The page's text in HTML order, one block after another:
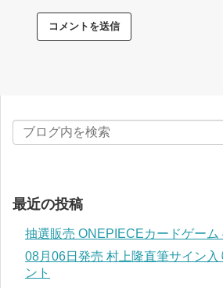
最近の投稿
抽選販売 ONEPIECEカードゲーム
08月06日発売 村上隆直筆サイン入
ント